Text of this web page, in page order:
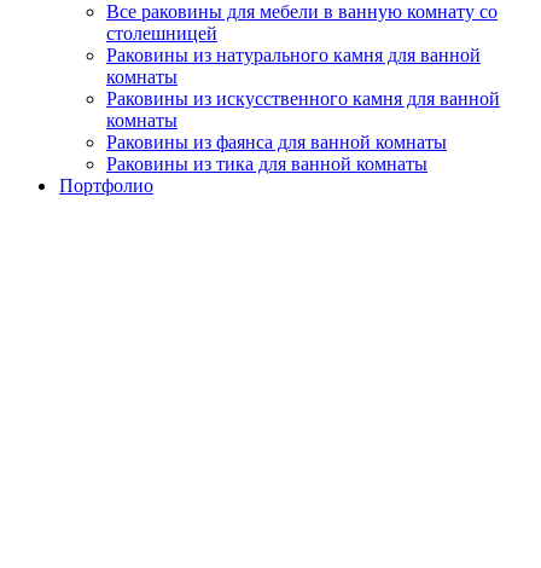
Все раковины для мебели в ванную комнату со
столешницей
Раковины из натурального камня для ванной
комнаты
Раковины из искусственного камня для ванной
комнаты
Раковины из фаянса для ванной комнаты
Раковины из тика для ванной комнаты
Портфолио